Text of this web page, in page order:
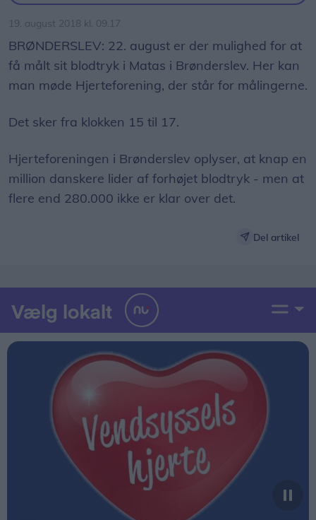
19. august 2018 kl. 09.17
BRØNDERSLEV: 22. august er der mulighed for at
få målt sit blodtryk i Matas i Brønderslev. Her kan
man møde Hjerteforening, der står for målingerne.
Det sker fra klokken 15 til 17.
Hjerteforeningen i Brønderslev oplyser, at knap en
million danskere lider af forhøjet blodtryk - men at
flere end 280.000 ikke er klar over det.
Del artikel